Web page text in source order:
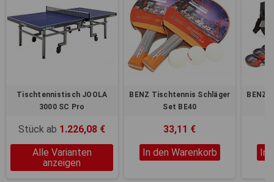
Tischtennistisch JOOLA
3000 SC Pro
Stück ab 1.226,08 €
Alle Varianten
anzeigen
BENZ Tischtennis Schläger
Set BE40
33,11 €
In den Warenkorb
BENZ
In